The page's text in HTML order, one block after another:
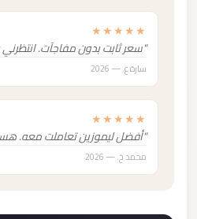
★★★★★
"سعر ثابت بدون مفاجآت. انتظرني
سارة ع. — 2026
★★★★★
"أفضل ليموزين تعاملت معه.
محمد خ. — 2026